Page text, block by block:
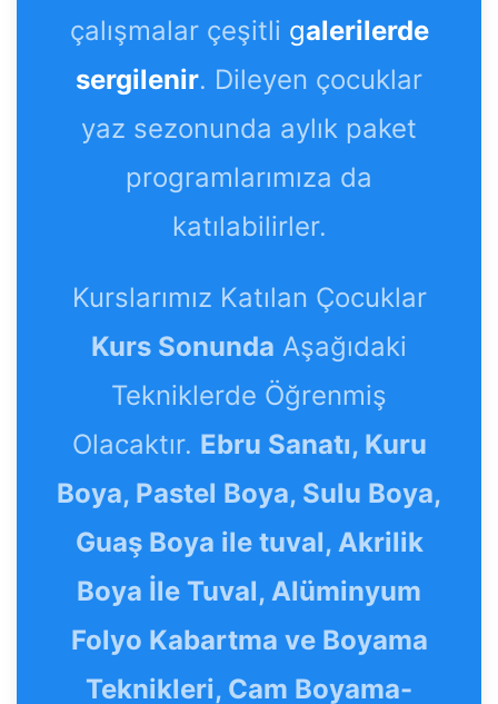
çalışmalar çeşitli galerilerde
sergilenir. Dileyen çocuklar
yaz sezonunda aylık paket
programlarımıza da
katılabilirler.
Kurslarımız Katılan Çocuklar
Kurs Sonunda Aşağıdaki
Tekniklerde Öğrenmiş
Olacaktır. Ebru Sanatı, Kuru
Boya, Pastel Boya, Sulu Boya,
Guaş Boya ile tuval, Akrilik
Boya İle Tuval, Alüminyum
Folyo Kabartma ve Boyama
Teknikleri, Cam Boyama-